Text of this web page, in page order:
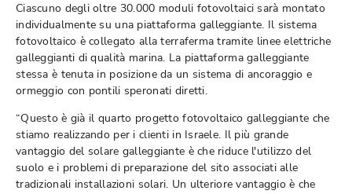
Ciascuno degli oltre 30.000 moduli fotovoltaici sarà montato
individualmente su una piattaforma galleggiante. Il sistema
fotovoltaico è collegato alla terraferma tramite linee elettriche
galleggianti di qualità marina. La piattaforma galleggiante
stessa è tenuta in posizione da un sistema di ancoraggio e
ormeggio con pontili speronati diretti.
“Questo è già il quarto progetto fotovoltaico galleggiante che
stiamo realizzando per i clienti in Israele. Il più grande
vantaggio del solare galleggiante è che riduce l'utilizzo del
suolo e i problemi di preparazione del sito associati alle
tradizionali installazioni solari. Un ulteriore vantaggio è che